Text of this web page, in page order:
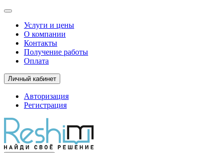
Услуги и цены
О компании
Контакты
Получение работы
Оплата
Личный кабинет
Авторизация
Регистрация